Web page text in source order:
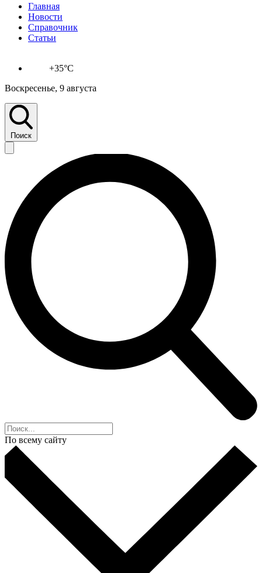
Главная
Новости
Справочник
Статьи
+35°C
Воскресенье, 9 августа
Поиск
По всему сайту